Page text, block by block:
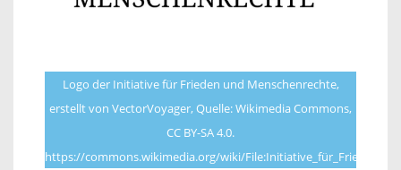
Logo der Initiative für Frieden und Menschenrechte,
erstellt von VectorVoyager, Quelle: Wikimedia Commons,
CC BY-SA 4.0.
https://commons.wikimedia.org/wiki/